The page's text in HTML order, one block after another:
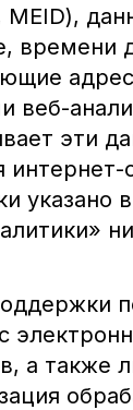
времени
веб-
эти
указано
а